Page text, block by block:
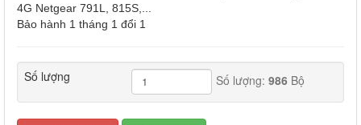
4G Netgear 791L, 815S,...
Bảo hành 1 tháng 1 đổi 1
Số lượng Số lượng: 986Bộ